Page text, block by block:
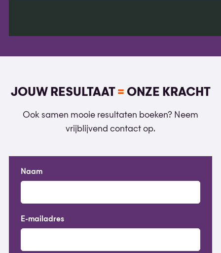
JOUW RESULTAAT = ONZE KRACHT
Ook samen mooie resultaten boeken? Neem
vrijblijvend contact op.
Naam
E-mailadres